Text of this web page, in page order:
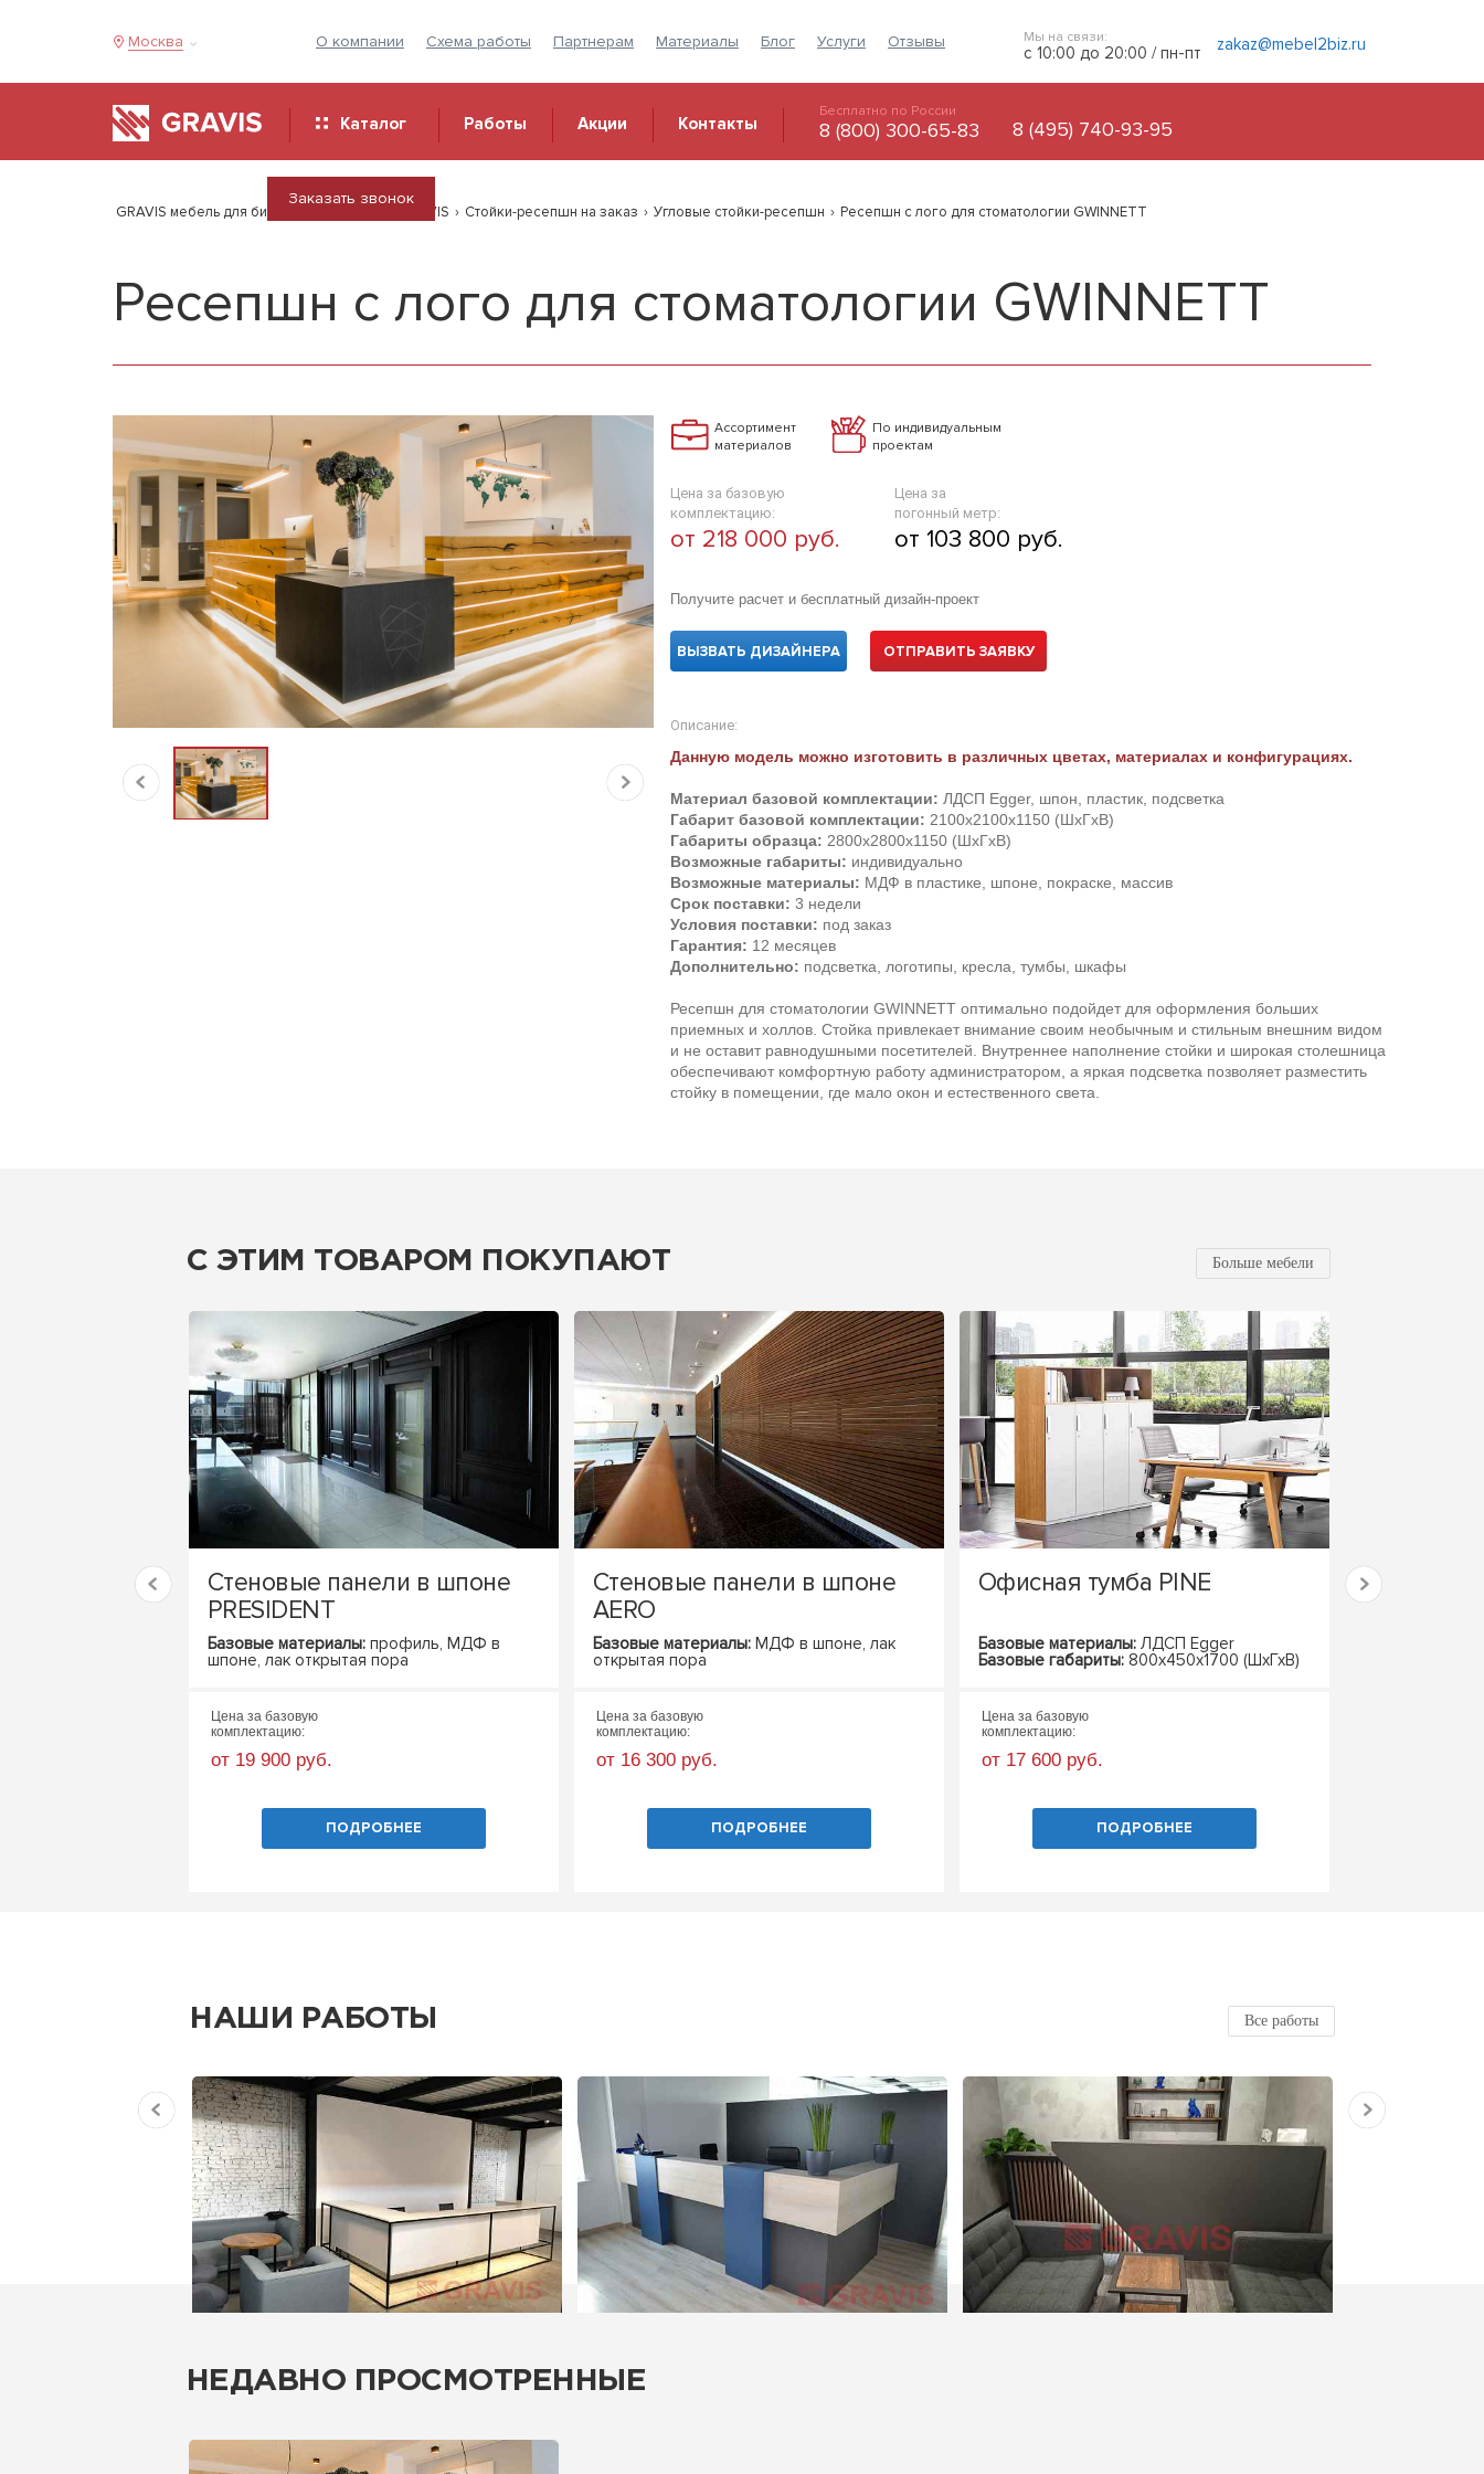
Москва О компании Схема работы Партнерам Материалы Блог Услуги Отзывы Мы на связи:
с 10:00 до 20:00 / пн-пт zakaz@mebel2biz.ru
Каталог Работы Акции Контакты
Бесплатно по России
8 (800) 300-65-83 8 (495) 740-93-95
Заказать звонок
GRAVIS мебель для бизнеса Продукция GRAVIS › Стойки-ресепшн на заказ › Угловые стойки-ресепшн › Ресепшн с лого для стоматологии GWINNETT
Ресепшн с лого для стоматологии GWINNETT
Ассортимент
материалов
По индивидуальным
проектам
Цена за базовую
комплектацию:
от 218 000 руб.
Цена за
погонный метр:
от 103 800 руб.
Получите расчет и бесплатный дизайн-проект
ВЫЗВАТЬ ДИЗАЙНЕРА ОТПРАВИТЬ ЗАЯВКУ
Описание:
Данную модель можно изготовить в различных цветах, материалах и конфигурациях.
Материал базовой комплектации: ЛДСП Egger, шпон, пластик, подсветка
Габарит базовой комплектации: 2100х2100х1150 (ШхГхВ)
Габариты образца: 2800х2800х1150 (ШхГхВ)
Возможные габариты: индивидуально
Возможные материалы: МДФ в пластике, шпоне, покраске, массив
Срок поставки: 3 недели
Условия поставки: под заказ
Гарантия: 12 месяцев
Дополнительно: подсветка, логотипы, кресла, тумбы, шкафы
Ресепшн для стоматологии GWINNETT оптимально подойдет для оформления больших
приемных и холлов. Стойка привлекает внимание своим необычным и стильным внешним видом
и не оставит равнодушными посетителей. Внутреннее наполнение стойки и широкая столешница
обеспечивают комфортную работу администратором, а яркая подсветка позволяет разместить
стойку в помещении, где мало окон и естественного света.
С ЭТИМ ТОВАРОМ ПОКУПАЮТ Больше мебели
Стеновые панели в шпоне
PRESIDENT
Базовые материалы: профиль, МДФ в
шпоне, лак открытая пора
Цена за базовую
комплектацию:
от 19 900 руб.
ПОДРОБНЕЕ
Стеновые панели в шпоне
AERO
Базовые материалы: МДФ в шпоне, лак
открытая пора
Цена за базовую
комплектацию:
от 16 300 руб.
ПОДРОБНЕЕ
Офисная тумба PINE
Базовые материалы:ЛДСП Egger
Базовые габариты: 800х450х1700 (ШхГхВ)
Цена за базовую
комплектацию:
от 17 600 руб.
ПОДРОБНЕЕ
Шкаф в
AURORA
НАШИ РАБОТЫ Все работы
НЕДАВНО ПРОСМОТРЕННЫЕ